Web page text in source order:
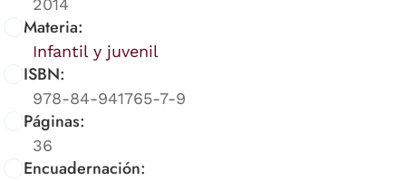
2014
Materia:
Infantil y juvenil
ISBN:
978-84-941765-7-9
Páginas:
36
Encuadernación: